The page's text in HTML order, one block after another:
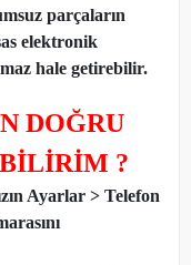
parçaların
elektronik
hale getirebilir.
DOĞRU
?
Ayarlar > Telefon